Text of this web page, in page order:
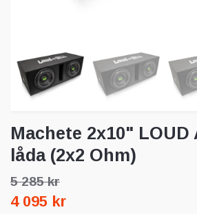
Machete 2x10" LOUD
låda (2x2 Ohm)
5 285 kr
4 095 kr